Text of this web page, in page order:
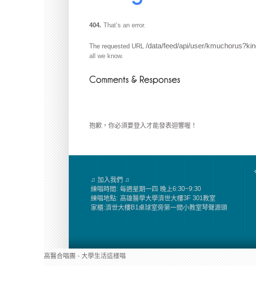
404. That’s an error.
The requested URL /data/feed/api/user/
all we know.
抱歉，你必須要登入 才能發表迴響喔！
♫ 加入我們 ♫
練唱時間: 每週星期一四 晚上6:30~9:30
練唱地點: 高雄醫學大學濟世大樓3F 301教室
家櫃:濟世大樓B1桌球室旁第一間小教室琴聲源頭
高醫合唱團 - 大學生活這樣唱